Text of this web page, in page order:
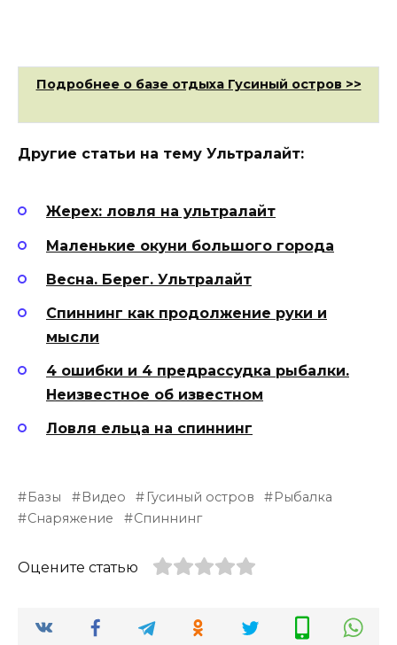
Подробнее о базе отдыха Гусиный остров >>
Другие статьи на тему Ультралайт:
Жерех: ловля на ультралайт
Маленькие окуни большого города
Весна. Берег. Ультралайт
Спиннинг как продолжение руки и
мысли
4 ошибки и 4 предрассудка рыбалки.
Неизвестное об известном
Ловля ельца на спиннинг
Базы Видео Гусиный остров
Рыбалка
Снаряжение
Спиннинг
Оцените статью